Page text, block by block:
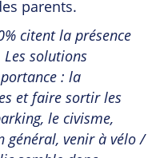
parents.
citent la présence
Les solutions
: la
et faire sortir les
le civisme,
venir à vélo /